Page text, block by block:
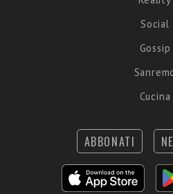
Social
Gossip
Cucina
ABBONATI